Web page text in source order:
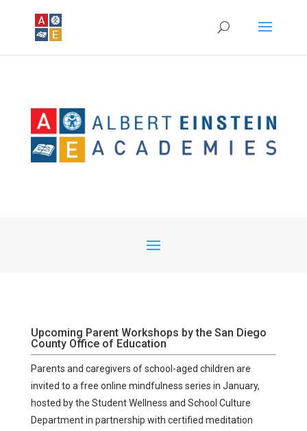
Upcoming Parent Workshops by the San Diego
County Office of Education
Parents and caregivers of school-aged children are
invited to a free online mindfulness series in January,
hosted by the Student Wellness and School Culture
Department in partnership with certified meditation